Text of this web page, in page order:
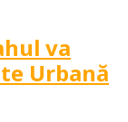
va
Urbană